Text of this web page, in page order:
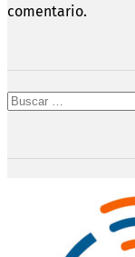
comentario.
Buscar: